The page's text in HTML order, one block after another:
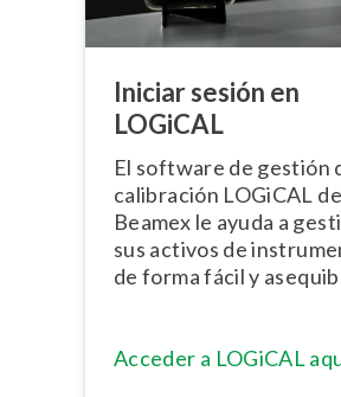
Iniciar sesión en
LOGiCAL
El software de gestión
calibración LOGiCAL de
Beamex le ayuda a
sus activos de
de forma fácil y
Acceder a LOGiCAL